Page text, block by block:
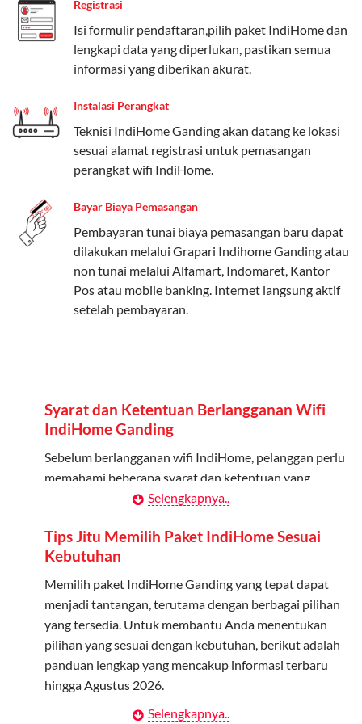
Paket Easy cocok untuk kebutuhan dasar, Paket
Complete untuk yang menginginkan fitur lengkap,
dan Paket Dynamic IP untuk pengguna yang
memprioritaskan kecepatan internet tinggi.
Paket Telkomsel One dengan Kuota Keluarga
Salah satu fitur unggulan Telkomsel One adalah Paket
Kuota Keluarga. Dengan kuota hingga 30 GB, Anda
bisa membagikan internet kepada anggota keluarga
atau teman tanpa perlu khawatir kehabisan kuota.
Berikut adalah detailnya:
Kuota Keluarga 30 GB
Kuota ini dapat digunakan secara bersama-sama oleh
Admin (pelanggan utama) dan anggota yang terdaftar.
Berlaku Nasional
untuk jaringan 2G, 3G, dan 4G.
Tidak Berlaku untuk Roaming
Kuota ini hanya bisa digunakan di dalam negeri.
Daftarkan Anggota: Admin dapat mendaftarkan anggota
melalui aplikasi MyTelkomsel atau website Telkomsel One.
Bagikan Kuota: Setelah terdaftar, anggota bisa langsung
menggunakan kuota keluarga.
Registrasi
Isi formulir pendaftaran,pilih paket IndiHome dan
lengkapi data yang diperlukan, pastikan semua
informasi yang diberikan akurat.
Instalasi Perangkat
Teknisi IndiHome Ganding akan datang ke lokasi
sesuai alamat registrasi untuk pemasangan
perangkat wifi IndiHome.
Bayar Biaya Pemasangan
Pembayaran tunai biaya pemasangan baru dapat
dilakukan melalui Grapari Indihome Ganding atau
non tunai melalui Alfamart, Indomaret, Kantor
Pos atau mobile banking. Internet langsung aktif
setelah pembayaran.
Syarat dan Ketentuan Berlangganan Wifi
IndiHome Ganding
Sebelum berlangganan wifi IndiHome, pelanggan perlu
memahami beberapa syarat dan ketentuan yang
Kontrak Berlangganan
Pelanggan harus menandatangani Kontrak
Berlangganan yang mencakup data pelanggan, jenis
layanan indihome Ganding yang dipilih, serta syarat
dan ketentuan yang berlaku. Kontrak ini dapat diubah
atau ditambah sesuai kebutuhan.
Biaya Pasang Baru (PSB)
Selengkapnya..
Tips Jitu Memilih Paket IndiHome Sesuai
Kebutuhan
Memilih paket IndiHome Ganding yang tepat dapat
menjadi tantangan, terutama dengan berbagai pilihan
yang tersedia. Untuk membantu Anda menentukan
pilihan yang sesuai dengan kebutuhan, berikut adalah
panduan lengkap yang mencakup informasi terbaru
hingga Agustus 2026.
Selengkapnya..